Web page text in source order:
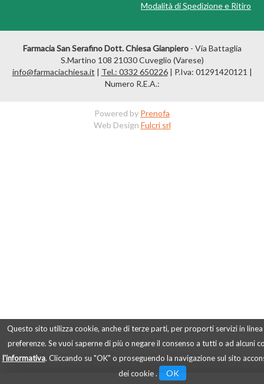
Questo sito utilizza cookie, anche di terze parti, per proporti servizi in linea
preferenze. Se vuoi saperne di più o negare il consenso a tutti o ad alcuni
l'informativa. Cliccando su "OK" o proseguendo la navigazione sul sito
dei cookie .
OK
Modalità di Spedizione e Ritiro
Farmacia San Serafino Dott. Chiesa Gianpiero - Via Battaglia
S.Martino 108 21030 Cuveglio (Varese)
info@farmaciachiesa.it | Tel.: 0332 650226| P.Iva: 01291420121 |
Numero R.E.A.:
Powered by Prenofa
Web Design Fulcri srl